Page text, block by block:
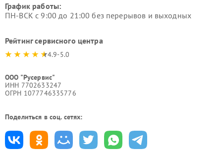
График работы:
ПН-ВСК с 9:00 до 21:00 без перерывов и выходных
Рейтинг сервисного центра
4.9-5.0
ООО "Русервис"
ИНН 7702633247
ОГРН 1077746335776
Поделиться в соц. сетях: